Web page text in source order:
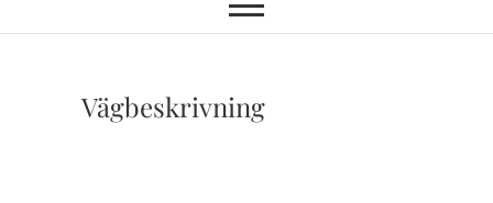
Vägbeskrivning